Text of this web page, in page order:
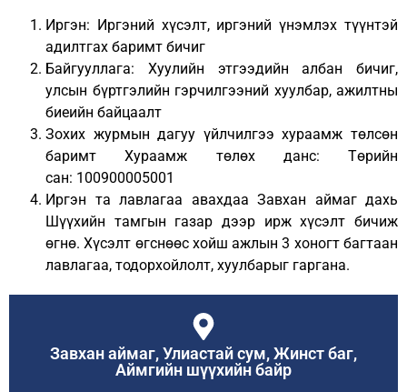
Иргэн: Иргэний хүсэлт, иргэний үнэмлэх түүнтэй
адилтгах баримт бичиг
Байгууллага: Хуулийн этгээдийн албан бичиг,
улсын бүртгэлийн гэрчилгээний хуулбар, ажилтны
биеийн байцаалт
Зохих журмын дагуу үйлчилгээ хураамж төлсөн
баримт Хураамж төлөх данс: Төрийн
сан: 100900005001
Иргэн та лавлагаа авахдаа Завхан аймаг дахь
Шүүхийн тамгын газар дээр ирж хүсэлт бичиж
өгнө. Хүсэлт өгснөөс хойш ажлын 3 хоногт багтаан
лавлагаа, тодорхойлолт, хуулбарыг гаргана.
Завхан аймаг, Улиастай сум, Жинст баг,
Аймгийн шүүхийн байр